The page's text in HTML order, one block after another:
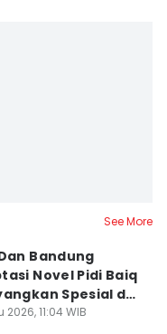
See More
Bandung
Novel Pidi Baiq
Spesial di
2026, 11:04 WIB